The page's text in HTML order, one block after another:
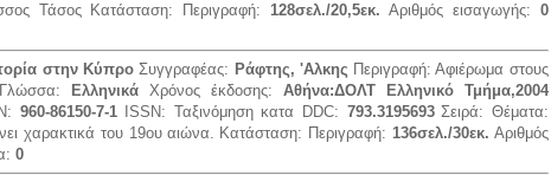
Τάσος Κατάσταση: Περιγραφή: 128σελ./20,5εκ. Αριθμός εισαγωγής: 0
στην Κύπρο Συγγραφέας: Ράφτης, 'Αλκης Περιγραφή:Αφιέρωμα στους
Γλώσσα: Ελληνικά Χρόνος έκδοσης: Αθήνα:ΔΟΛΤ Ελληνικό Τμήμα,2004
960-86150-7-1 ISSN: Ταξινόμηση κατα DDC: 793.3195693 Σειρά:Θέματα:
χαρακτικά του 19ου αιώνα. Κατάσταση: Περιγραφή:136σελ./30εκ. Αριθμός
0